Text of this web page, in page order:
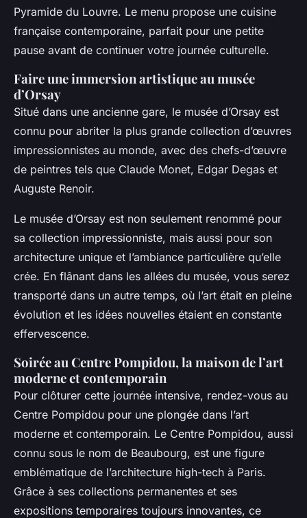
Pyramide du Louvre. Le menu propose une cuisine
française contemporaine, parfait pour une petite
pause avant de continuer votre journée culturelle.
Faire une immersion artistique au musée
d’Orsay
Situé dans une ancienne gare, le musée d’Orsay est
connu pour abriter la plus grande collection d’œuvres
impressionnistes au monde, avec des chefs-d’œuvre
de peintres tels que Claude Monet, Edgar Degas et
Auguste Renoir.
Le musée d’Orsay est non seulement renommé pour
sa collection impressionniste, mais aussi pour son
architecture unique et l’ambiance particulière qu’elle
crée. En flânant dans les allées du musée, vous serez
transporté dans un autre temps, où l’art était en pleine
évolution et les idées nouvelles étaient en constante
effervescence.
Soirée au Centre Pompidou, la maison de l’art
moderne et contemporain
Pour clôturer cette journée intensive, rendez-vous au
Centre Pompidou pour une plongée dans l’art
moderne et contemporain. Le Centre Pompidou, aussi
connu sous le nom de Beaubourg, est une figure
emblématique de l’architecture high-tech à Paris.
Grâce à ses collections permanentes et ses
expositions temporaires toujours innovantes, ce